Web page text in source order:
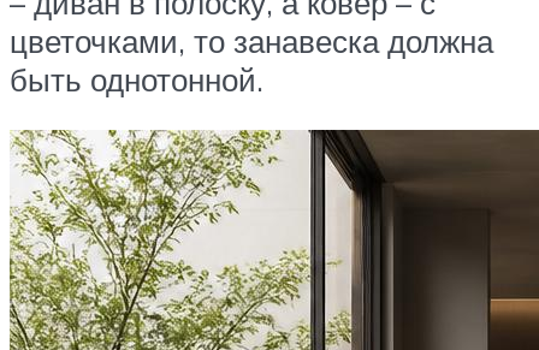
цветочками, то занавеска должна
быть однотонной.